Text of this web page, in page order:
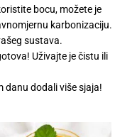
bocu, možete je
karbonizaciju.
sustava.
Uživajte je čistu ili
danu dodali više sjaja!